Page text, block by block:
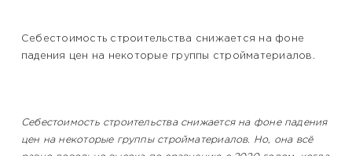
Себестоимость строительства снижается на фоне
падения цен на некоторые группы стройматериалов.
Себестоимость строительства снижается на фоне падения
цен на некоторые группы стройматериалов. Но, она всё